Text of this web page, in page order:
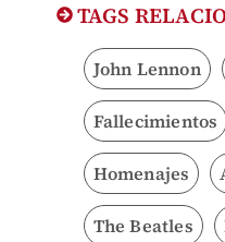
TAGS
John Lennon
Fallecimientos
Homenajes
The Beatles